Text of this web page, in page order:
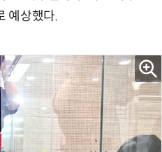
예상했다.